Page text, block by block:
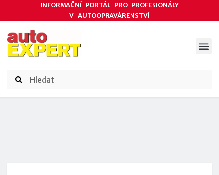
INFORMAČNÍ PORTÁL PRO PROFESIONÁLY
V AUTOOPRAVÁRENSTVÍ